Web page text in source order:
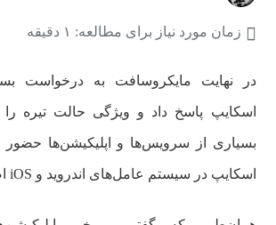
زمان مورد نیاز برای مطالعه: ۱ دقیقه
در نهایت مایکروسافت به درخواست
اسکایپ پاسخ داد و ویژگی حالت تیره را
بسیاری از سرویس‌ها و اپلیکیشن‌ها حضور
اسکایپ در سیستم عامل‌های اندروید و iOS اضافه کرد.